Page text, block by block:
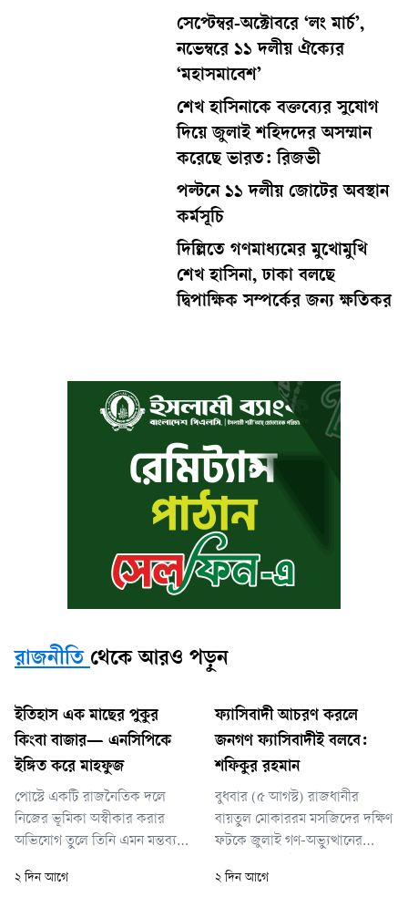
সেপ্টেম্বর-অক্টোবরে ‘লং মার্চ’,
নভেম্বরে ১১ দলীয় ঐক্যের
‘মহাসমাবেশ’
শেখ হাসিনাকে বক্তব্যের সুযোগ
দিয়ে জুলাই শহিদদের অসম্মান
করেছে ভারত: রিজভী
পল্টনে ১১ দলীয় জোটের অবস্থান
কর্মসূচি
দিল্লিতে গণমাধ্যমের মুখোমুখি
শেখ হাসিনা, ঢাকা বলছে
দ্বিপাক্ষিক সম্পর্কের জন্য ক্ষতিকর
রাজনীতি থেকে আরও পড়ুন
ইতিহাস এক মাছের পুকুর
কিংবা বাজার— এনসিপিকে
ইঙ্গিত করে মাহফুজ
পোস্টে একটি রাজনৈতিক দলে
নিজের ভূমিকা অস্বীকার করার
অভিযোগ তুলে তিনি এমন মন্তব্য
(এনসিপি) ইঙ্গিত করেই করা হয়েছে
২ দিন আগে
ফ্যাসিবাদী আচরণ করলে
জনগণ ফ্যাসিবাদীই বলবে:
শফিকুর রহমান
বুধবার (৫ আগস্ট) রাজধানীর
বায়তুল মোকাররম মসজিদের দক্ষিণ
ফটকে জুলাই গণ-অভ্যুত্থানের
জোট আয়োজিত সমাবেশে তিনি
২ দিন আগে